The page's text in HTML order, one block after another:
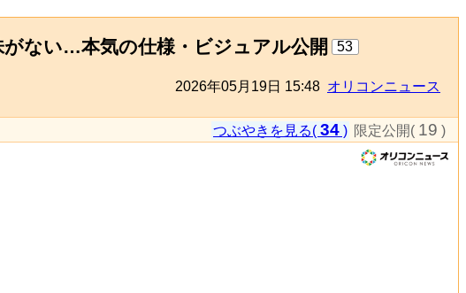
ない…本気の仕様・ビジュアル公開 53
2026年05月19日 15:48 オリコンニュース
つぶやきを見る( 34 ) 限定公開( 19 )